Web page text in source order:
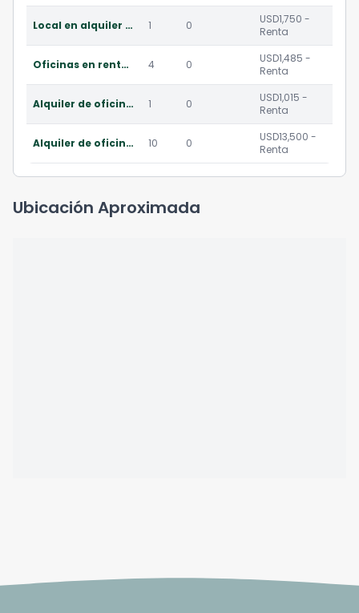
Local en alquiler en zona viva 1 0
USD1,750 -
Renta
Oficinas en renta en zona 10 4 0
USD1,485 -
Renta
Alquiler de oficina en zona 10 1 0
USD1,015 -
Renta
Alquiler de oficina - zona viva 10 0
USD13,500 -
Renta
Ubicación Aproximada